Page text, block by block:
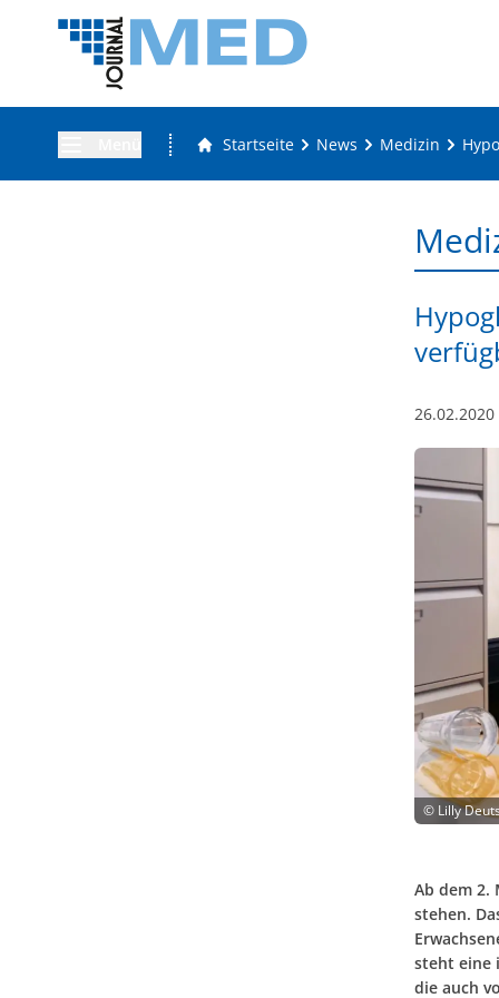
Startseite News Medizin
26.02.2020
© Lilly
Ab dem 2.
stehen.
steht eine
die auch